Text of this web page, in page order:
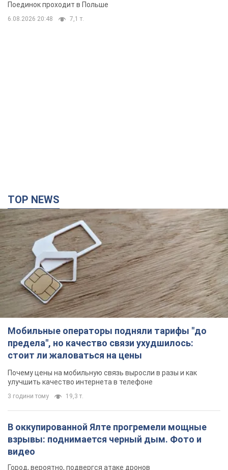
Поединок проходит в Польше
6.08.2026 20:48 7,1 т.
TOP NEWS
Мобильные операторы подняли тарифы "до
предела", но качество связи ухудшилось:
стоит ли жаловаться на цены
Почему цены на мобильную связь выросли в разы и как
улучшить качество интернета в телефоне
3 години тому 19,3 т.
В оккупированной Ялте прогремели мощные
взрывы: поднимается черный дым. Фото и
видео
Город, вероятно, подвергся атаке дронов